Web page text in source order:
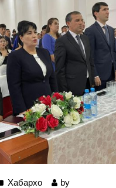
Хабархо by